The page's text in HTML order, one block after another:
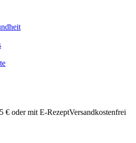
€ oder mit E-RezeptVersandkostenfrei